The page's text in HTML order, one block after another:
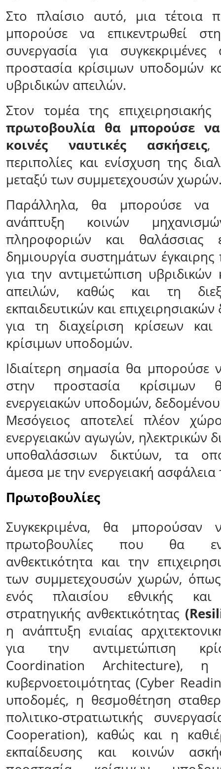
Στο πλαίσιο αυτό, μια τέτοια
μπορούσε να επικεντρωθεί στη
συνεργασία για συγκεκριμένες
προστασία κρίσιμων υποδομών
υβριδικών απειλών.
Στον τομέα της
πρωτοβουλία θα μπορούσε να
κοινές ναυτικές ασκήσεις,
περιπολίες και ενίσχυση της
μεταξύ των συμμετεχουσών
Παράλληλα, θα μπορούσε να
ανάπτυξη κοινών
πληροφοριών και θαλάσσιας
δημιουργία συστημάτων έγκαιρης
για την αντιμετώπιση
απειλών, καθώς και τη
εκπαιδευτικών και
για τη διαχείριση κρίσεων
κρίσιμων υποδομών.
Ιδιαίτερη σημασία θα μπορούσε
στην προστασία κρίσιμων
ενεργειακών υποδομών,
Μεσόγειος αποτελεί πλέον
ενεργειακών αγωγών, ηλεκτρικών
υποθαλάσσιων δικτύων, τα
άμεσα με την ενεργειακή
Πρωτοβουλίες
Συγκεκριμένα, θα μπορούσαν
πρωτοβουλίες που θα
ανθεκτικότητα και την
των συμμετεχουσών χωρών,
ενός πλαισίου εθνικής και
στρατηγικής ανθεκτικότητας
η ανάπτυξη ενιαίας
για την αντιμετώπιση
Coordination Architecture), η
κυβερνοετοιμότητας (Cyber
υποδομές, η θεσμοθέτηση
πολιτικο-στρατιωτικής
Cooperation), καθώς και η
εκπαίδευσης και κοινών